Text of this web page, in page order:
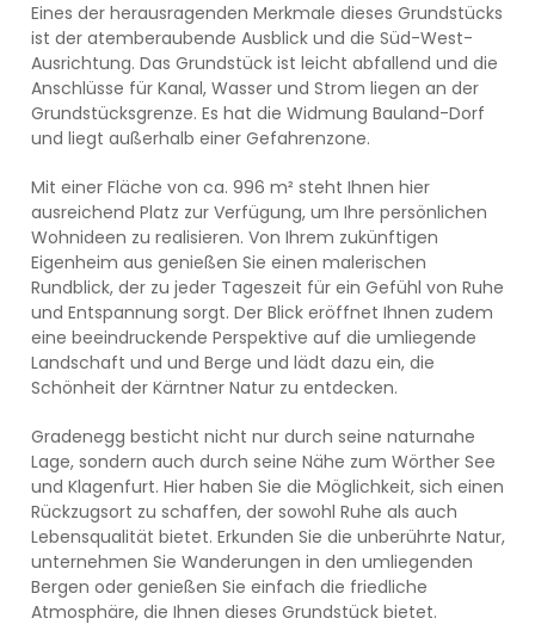
Eines der herausragenden Merkmale dieses Grundstücks
ist der atemberaubende Ausblick und die Süd-West-
Ausrichtung. Das Grundstück ist leicht abfallend und die
Anschlüsse für Kanal, Wasser und Strom liegen an der
Grundstücksgrenze. Es hat die Widmung Bauland-Dorf
und liegt außerhalb einer Gefahrenzone.
Mit einer Fläche von ca. 996 m² steht Ihnen hier
ausreichend Platz zur Verfügung, um Ihre persönlichen
Wohnideen zu realisieren. Von Ihrem zukünftigen
Eigenheim aus genießen Sie einen malerischen
Rundblick, der zu jeder Tageszeit für ein Gefühl von Ruhe
und Entspannung sorgt. Der Blick eröffnet Ihnen zudem
eine beeindruckende Perspektive auf die umliegende
Landschaft und und Berge und lädt dazu ein, die
Schönheit der Kärntner Natur zu entdecken.
Gradenegg besticht nicht nur durch seine naturnahe
Lage, sondern auch durch seine Nähe zum Wörther See
und Klagenfurt. Hier haben Sie die Möglichkeit, sich einen
Rückzugsort zu schaffen, der sowohl Ruhe als auch
Lebensqualität bietet. Erkunden Sie die unberührte Natur,
unternehmen Sie Wanderungen in den umliegenden
Bergen oder genießen Sie einfach die friedliche
Atmosphäre, die Ihnen dieses Grundstück bietet.